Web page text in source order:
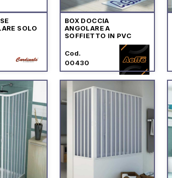
SOLO
BOX DOCCIA
ANGOLARE A
SOFFIETTO IN PVC
Cod.
00430